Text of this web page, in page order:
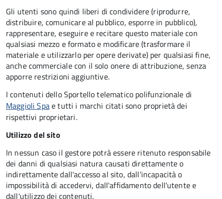
Gli utenti sono quindi liberi di condividere (riprodurre,
distribuire, comunicare al pubblico, esporre in pubblico),
rappresentare, eseguire e recitare questo materiale con
qualsiasi mezzo e formato e modificare (trasformare il
materiale e utilizzarlo per opere derivate) per qualsiasi fine,
anche commerciale con il solo onere di attribuzione, senza
apporre restrizioni aggiuntive.
I contenuti dello Sportello telematico polifunzionale di
Maggioli Spae tutti i marchi citati sono proprietà dei
rispettivi proprietari.
Utilizzo del sito
In nessun caso il gestore potrà essere ritenuto responsabile
dei danni di qualsiasi natura causati direttamente o
indirettamente dall'accesso al sito, dall'incapacità o
impossibilità di accedervi, dall'affidamento dell'utente e
dall'utilizzo dei contenuti.